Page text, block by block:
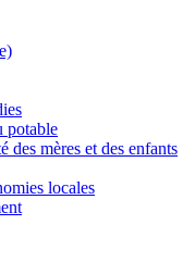
potable
des mères et des enfants
locales